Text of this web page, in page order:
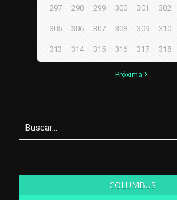
297 298 299 300 301 302
305 306 307 308 309 310
313 314 315 316 317 318
Próxima
COLUMBUS